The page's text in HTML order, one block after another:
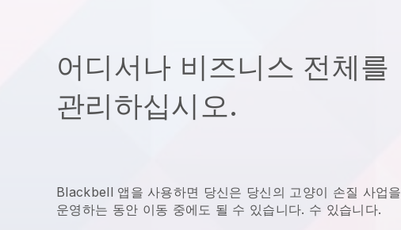
어디서나 비즈니스 전체를
관리하십시오.
Blackbell 앱을 사용하면 당신은 당신의 고양이 손질 사업을
운영하는 동안 이동 중에도 될 수 있습니다. 수 있습니다.